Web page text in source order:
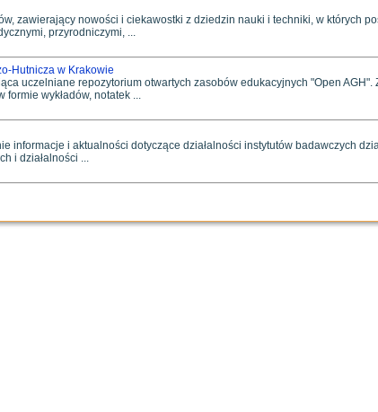
zawierający nowości i ciekawostki z dziedzin nauki i techniki, w których
przyrodniczymi, ...
Hutnicza w Krakowie
uczelniane repozytorium otwartych zasobów edukacyjnych "Open AGH".
wykładów, notatek ...
informacje i aktualności dotyczące działalności instytutów badawczych
i działalności ...